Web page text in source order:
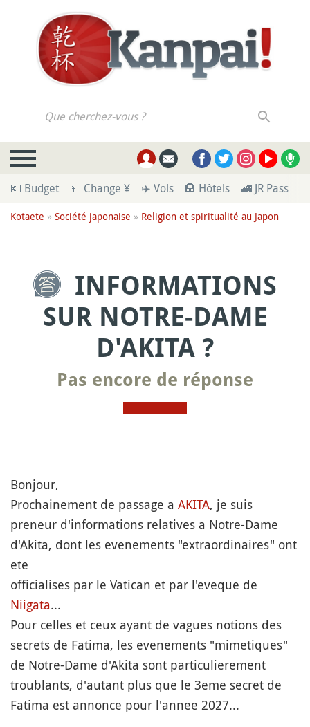
Que cherchez-vous ?
💶 Budget 💴 Change ¥ ✈️ Vols 🏨 Hôtels 🚄 JR Pass
Kotaete » Société japonaise » Religion et spiritualité au Japon
INFORMATIONS
SUR NOTRE-DAME
D'AKITA ?
Pas encore de réponse
Bonjour,
Prochainement de passage a AKITA, je suis
preneur d'informations relatives a Notre-Dame
d'Akita, dont les evenements "extraordinaires" ont
ete
officialises par le Vatican et par l'eveque de
Niigata...
Pour celles et ceux ayant de vagues notions des
secrets de Fatima, les evenements "mimetiques"
de Notre-Dame d'Akita sont particulierement
troublants, d'autant plus que le 3eme secret de
Fatima est annonce pour l'annee 2027...